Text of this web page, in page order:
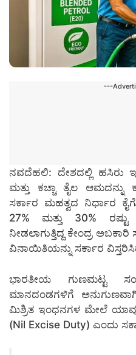
---
ನವದೆಹಲಿ: ದೇಶದಲ್ಲಿ ಹಸಿರು
ಮತ್ತು ಕಚ್ಚಾ ತೈಲ ಆಮದನ್ನು
ಸರ್ಕಾರ ಮಹತ್ವದ ನಿರ್ಧಾರ
27% ಮತ್ತು 30%
ನೀಡಲಾಗುತ್ತಿದ್ದ ಕೇಂದ್ರ
ವಿನಾಯಿತಿಯನ್ನು ಸರ್ಕಾರ
ಭಾರತೀಯ ಗುಣಮಟ್ಟ
ಮಾನದಂಡಗಳಿಗೆ
ಮಿಶ್ರಿತ ಇಂಧನಗಳ ಮೇಲೆ
(Nil Excise Duty) ಎಂದು